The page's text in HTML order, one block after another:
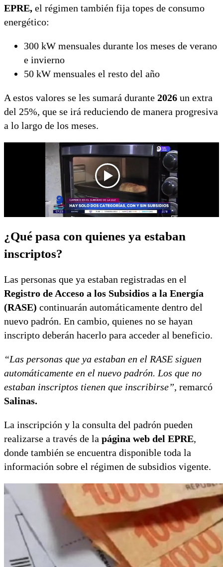
EPRE, el régimen también fija topes de consumo
energético:
300 kW mensuales durante los meses de verano
e invierno
50 kW mensuales el resto del año
A estos valores se les sumará durante 2026 un extra
del 25%, que se irá reduciendo de manera progresiva
a lo largo de los meses.
¿Qué pasa con quienes ya estaban
inscriptos?
Las personas que ya estaban registradas en el
Registro de Acceso a los Subsidios a la Energía
(RASE) continuarán automáticamente dentro del
nuevo padrón. En cambio, quienes no se hayan
inscripto deberán hacerlo para acceder al beneficio.
“Las personas que ya estaban en el RASE siguen
automáticamente en el nuevo padrón. Los que no
estaban inscriptos tienen que inscribirse”, remarcó
Salinas.
La inscripción y la consulta del padrón pueden
realizarse a través de la página web del EPRE,
donde también se encuentra disponible toda la
información sobre el régimen de subsidios vigente.